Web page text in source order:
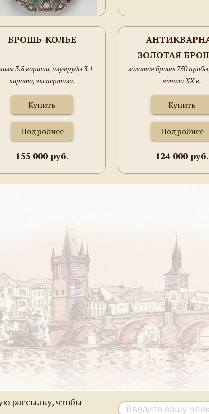
БРОШЬ-КОЛЬЕ
3.8 карата, изумруды 3.1
карата, экспертиза.
Купить
Подробнее
155 000 руб.
ЗОЛОТАЯ
ЖЕМЧУГОМ
золотая брошь 750
начало ХХ в.
Купить
Подробнее
124 000 руб.
рассылку, чтобы